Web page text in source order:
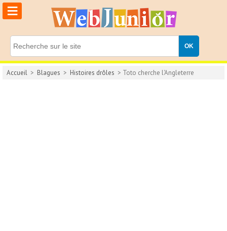
≡
Accueil > Blagues > Histoires drôles > Toto cherche l'Angleterre